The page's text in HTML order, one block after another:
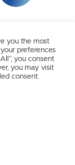
you the most
preferences
you consent
you may visit
consent.